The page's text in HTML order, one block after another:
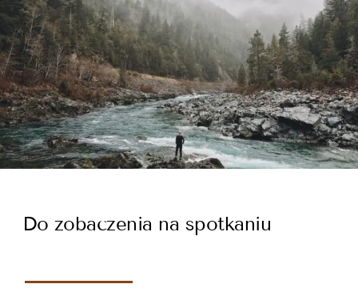
Do zobaczenia na spotkaniu